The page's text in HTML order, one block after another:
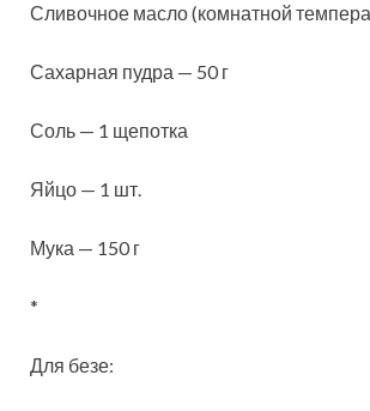
Сливочное масло (комнатной
Сахарная пудра — 50 г
Соль — 1 щепотка
Яйцо — 1 шт.
Мука — 150 г
*
Для безе: